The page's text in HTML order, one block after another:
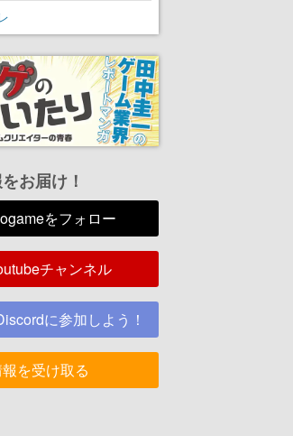
お届け！
をフォロー
チャンネル
に参加しよう！
を受け取る